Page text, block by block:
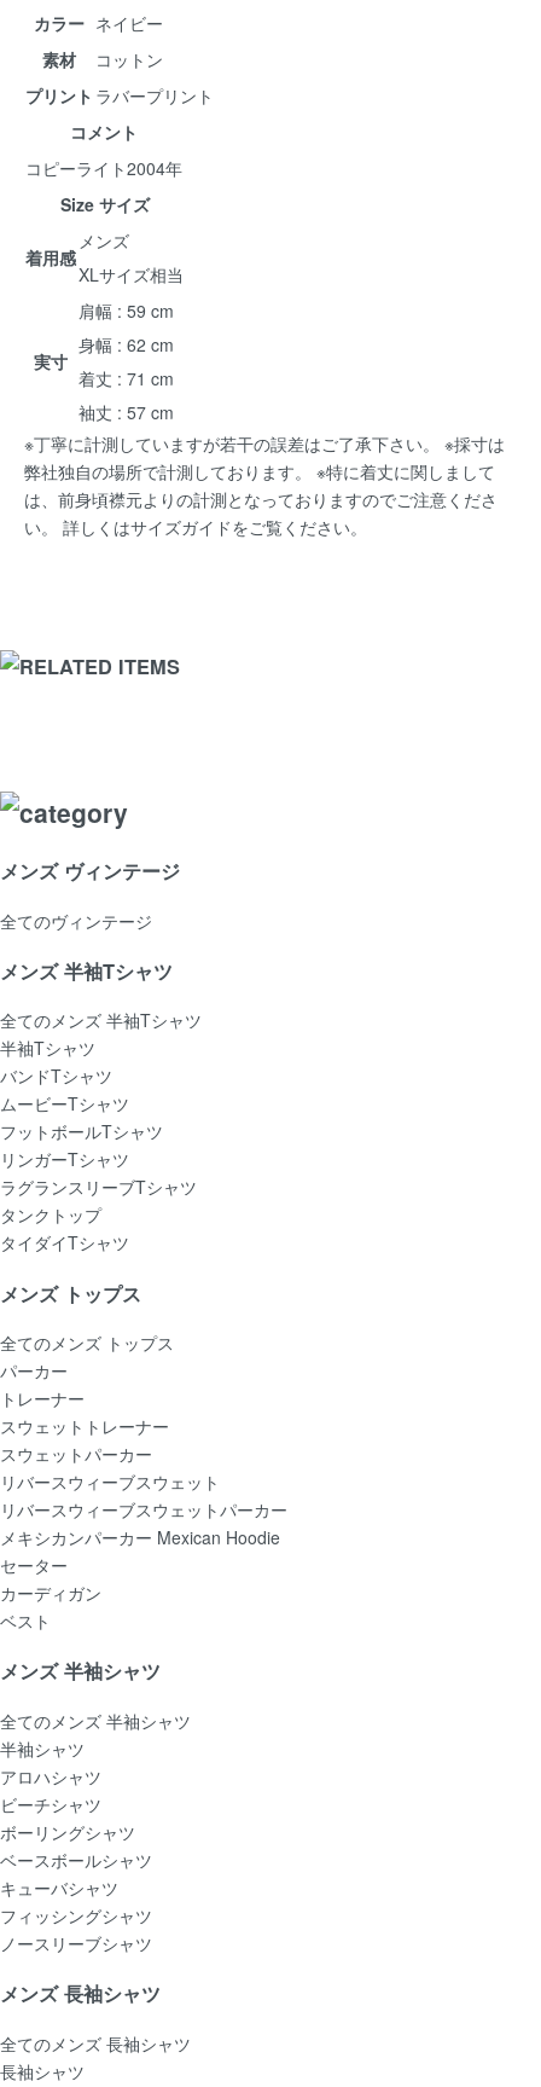
カラー ネイビー
素材
コットン
プリント ラバープリント
コメント
コピーライト2004年
Size サイズ
着用感
メンズ
XLサイズ相当
実寸
肩幅 : 59 cm
身幅 : 62 cm
着丈 : 71 cm
袖丈 : 57 cm
※丁寧に計測していますが若干の誤差はご了承下さい。 ※採寸は
弊社独自の場所で計測しております。 ※特に着丈に関しまして
は、前身頃襟元よりの計測となっておりますのでご注意くださ
い。 詳しくはサイズガイドをご覧ください。
メンズ ヴィンテージ
全てのヴィンテージ
メンズ 半袖Tシャツ
全てのメンズ 半袖Tシャツ
半袖Tシャツ
バンドTシャツ
ムービーTシャツ
フットボールTシャツ
リンガーTシャツ
ラグランスリーブTシャツ
タンクトップ
タイダイTシャツ
メンズ トップス
全てのメンズ トップス
パーカー
トレーナー
スウェットトレーナー
スウェットパーカー
リバースウィーブスウェット
リバースウィーブスウェットパーカー
メキシカンパーカー Mexican Hoodie
セーター
カーディガン
ベスト
メンズ 半袖シャツ
全てのメンズ 半袖シャツ
半袖シャツ
アロハシャツ
ビーチシャツ
ボーリングシャツ
ベースボールシャツ
キューバシャツ
フィッシングシャツ
ノースリーブシャツ
メンズ 長袖シャツ
全てのメンズ 長袖シャツ
長袖シャツ